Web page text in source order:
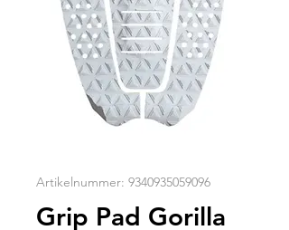
Artikelnummer: 9340935059096
Grip Pad Gorilla